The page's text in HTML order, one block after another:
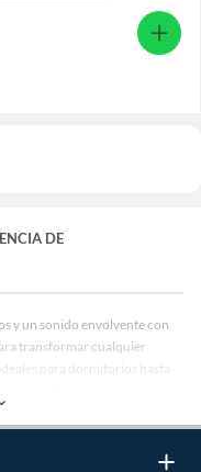
DE
y un sonido envolvente con
transformar cualquier
para dormitorios hasta
películas y videojuegos.